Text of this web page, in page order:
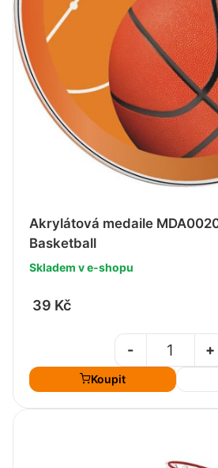
Akrylátová medaile
Basketball
Skladem v e-shopu
39 Kč
+
-
Koupit